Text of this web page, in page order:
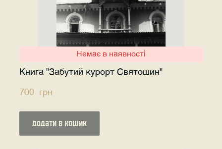
Немає в наявності
Книга "Забутий курорт Святошин"
700  грн
додати в кошик